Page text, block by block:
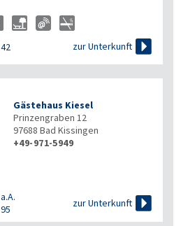
42 zur Unterkunft 
Gästehaus Kiesel
Prinzengraben 12
97688 Bad Kissingen
+49-971-5949
a.A.
95
zur Unterkunft 